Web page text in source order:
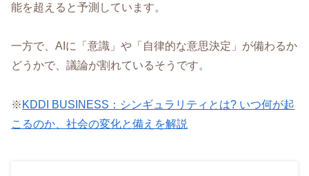
能を超えると予測しています。
一方で、AIに「意識」や「自律的な意思決定」が備わるか
どうかで、議論が割れているそうです。
※ KDDI BUSINESS：シンギュラリティとは? いつ何が起
こるのか、社会の変化と備えを解説